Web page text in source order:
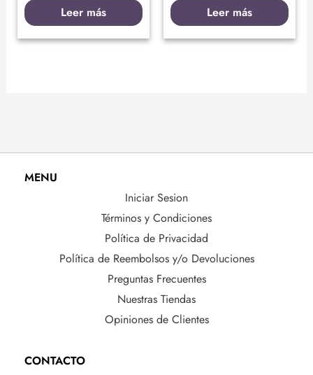
Leer más Leer más
MENU
Iniciar Sesion
Términos y Condiciones
Política de Privacidad
Política de Reembolsos y/o Devoluciones
Preguntas Frecuentes
Nuestras Tiendas
Opiniones de Clientes
CONTACTO